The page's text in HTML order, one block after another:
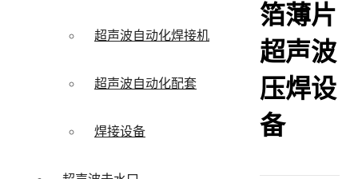
超声波自动化焊接机
超声波自动化配套
焊接设备
箔薄片
超声波
压焊设
备